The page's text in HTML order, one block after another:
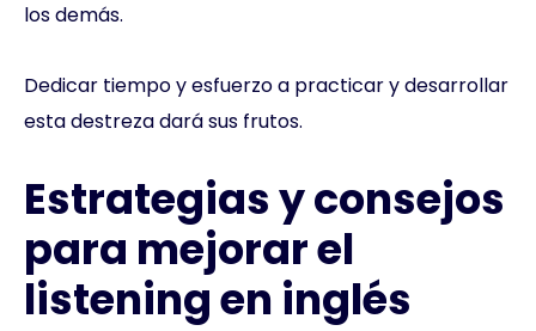
los demás.
Dedicar tiempo y esfuerzo a practicar y desarrollar
esta destreza dará sus frutos.
Estrategias y consejos
para mejorar el
listening en inglés